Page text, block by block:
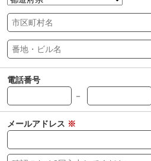
電話番号
－
メールアドレス ※